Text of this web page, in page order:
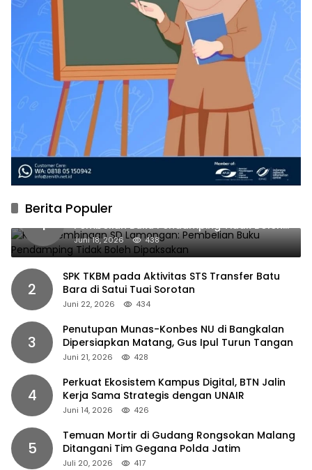
Berita Populer
1
Kabid Pembinaan SD Lamongan:
Pembelian Buku Pendamping Tidak Boleh
Dipaksakan
Juni 18, 2026 438
2
SPK TKBM pada Aktivitas STS Transfer Batu
Bara di Satui Tuai Sorotan
Juni 22, 2026 434
3
Penutupan Munas-Konbes NU di Bangkalan
Dipersiapkan Matang, Gus Ipul Turun Tangan
Juni 21, 2026 428
4
Perkuat Ekosistem Kampus Digital, BTN Jalin
Kerja Sama Strategis dengan UNAIR
Juni 14, 2026 426
5
Temuan Mortir di Gudang Rongsokan Malang
Ditangani Tim Gegana Polda Jatim
Juli 20, 2026 417